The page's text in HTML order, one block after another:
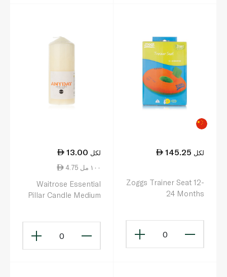
145.25 لكل
Zoggs Trainer Seat 12-
24 Months
0
13.00 لكل
4.75 ١٠٠ مل
Waitrose Essential
Pillar Candle Medium
0